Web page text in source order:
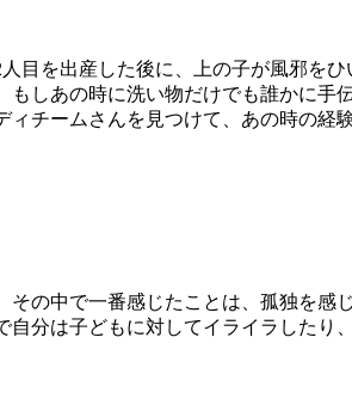
目を出産した後に、上の子が風邪を
しあの時に洗い物だけでも誰かに
チームさんを見つけて、あの時の経
の中で一番感じたことは、孤独を
分は子どもに対してイライラした